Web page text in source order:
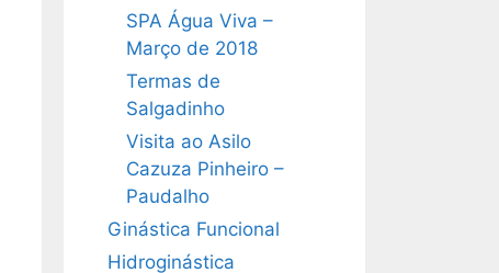
SPA Água Viva –
Março de 2018
Termas de
Salgadinho
Visita ao Asilo
Cazuza Pinheiro –
Paudalho
Ginástica Funcional
Hidroginástica